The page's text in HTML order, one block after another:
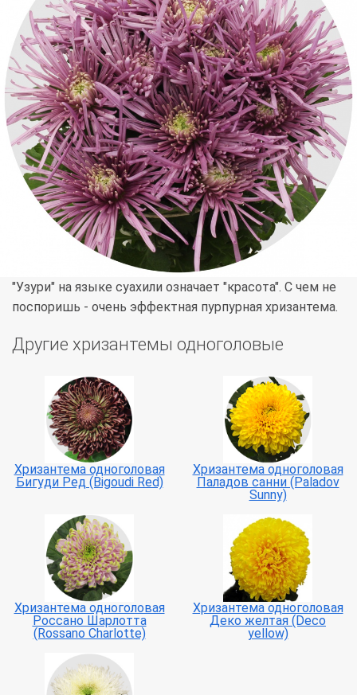
"Узури" на языке суахили означает "красота". С чем не
поспоришь - очень эффектная пурпурная хризантема.
Другие хризантемы одноголовые
Хризантема одноголовая
Бигуди Ред (Bigoudi Red)
Хризантема одноголовая
Паладов санни (Paladov
Sunny)
Хризантема одноголовая
Россано Шарлотта
(Rossano Charlotte)
Хризантема одноголовая
Деко желтая (Deco
yellow)